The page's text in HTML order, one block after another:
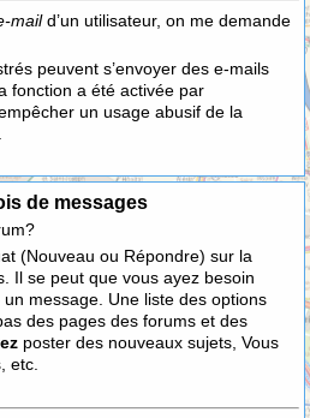
maild’un utilisateur, on me demande
peuvent s’envoyer des e-mails
fonction a été activée par
un usage abusif de la
de messages
(Nouveau ou Répondre) sur la
Il se peut que vous ayez besoin
message. Une liste des options
des pages des forums et des
poster des nouveaux sujets, Vous
etc.